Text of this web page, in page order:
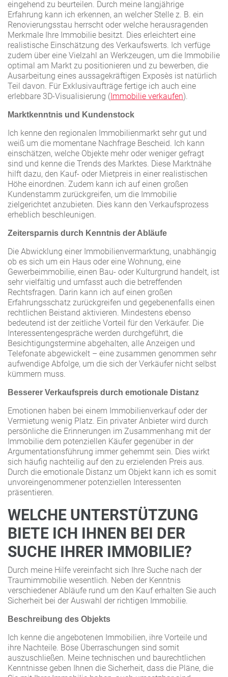
eingehend zu beurteilen. Durch meine langjährige
Erfahrung kann ich erkennen, an welcher Stelle z. B. ein
Renovierungsstau herrscht oder welche herausragenden
Merkmale Ihre Immobilie besitzt. Dies erleichtert eine
realistische Einschätzung des Verkaufswerts. Ich verfüge
zudem über eine Vielzahl an Werkzeugen, um die Immobilie
optimal am Markt zu positionieren und zu bewerben, die
Ausarbeitung eines aussagekräftigen Exposès ist natürlich
Teil davon. Für Exklusivaufträge fertige ich auch eine
erlebbare 3D-Visualisierung ( Immobilie verkaufen).
Marktkenntnis und Kundenstock
Ich kenne den regionalen Immobilienmarkt sehr gut und
weiß um die momentane Nachfrage Bescheid. Ich kann
einschätzen, welche Objekte mehr oder weniger gefragt
sind und kenne die Trends des Marktes. Diese Marktnähe
hilft dazu, den Kauf- oder Mietpreis in einer realistischen
Höhe einordnen. Zudem kann ich auf einen großen
Kundenstamm zurückgreifen, um die Immobilie
zielgerichtet anzubieten. Dies kann den Verkaufsprozess
erheblich beschleunigen.
Zeitersparnis durch Kenntnis der Abläufe
Die Abwicklung einer Immobilienvermarktung, unabhängig
ob es sich um ein Haus oder eine Wohnung, eine
Gewerbeimmobilie, einen Bau- oder Kulturgrund handelt, ist
sehr vielfältig und umfasst auch die betreffenden
Rechtsfragen. Darin kann ich auf einen großen
Erfahrungsschatz zurückgreifen und gegebenenfalls einen
rechtlichen Beistand aktivieren. Mindestens ebenso
bedeutend ist der zeitliche Vorteil für den Verkäufer. Die
Interessentengespräche werden durchgeführt, die
Besichtigungstermine abgehalten, alle Anzeigen und
Telefonate abgewickelt – eine zusammen genommen sehr
aufwendige Abfolge, um die sich der Verkäufer nicht selbst
kümmern muss.
Besserer Verkaufspreis durch emotionale Distanz
Emotionen haben bei einem Immobilienverkauf oder der
Vermietung wenig Platz. Ein privater Anbieter wird durch
persönliche die Erinnerungen im Zusammenhang mit der
Immobilie dem potenziellen Käufer gegenüber in der
Argumentationsführung immer gehemmt sein. Dies wirkt
sich häufig nachteilig auf den zu erzielenden Preis aus.
Durch die emotionale Distanz um Objekt kann ich es somit
unvoreingenommener potenziellen Interessenten
präsentieren.
WELCHE UNTERSTÜTZUNG
BIETE ICH IHNEN BEI DER
SUCHE IHRER IMMOBILIE?
Durch meine Hilfe vereinfacht sich Ihre Suche nach der
Traumimmobilie wesentlich. Neben der Kenntnis
verschiedener Abläufe rund um den Kauf erhalten Sie auch
Sicherheit bei der Auswahl der richtigen Immobilie.
Beschreibung des Objekts
Ich kenne die angebotenen Immobilien, ihre Vorteile und
ihre Nachteile. Böse Überraschungen sind somit
auszuschließen. Meine technischen und baurechtlichen
Kenntnisse geben Ihnen die Sicherheit, dass die Pläne, die